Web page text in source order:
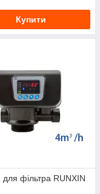
Купити
для фільтра RUNXIN